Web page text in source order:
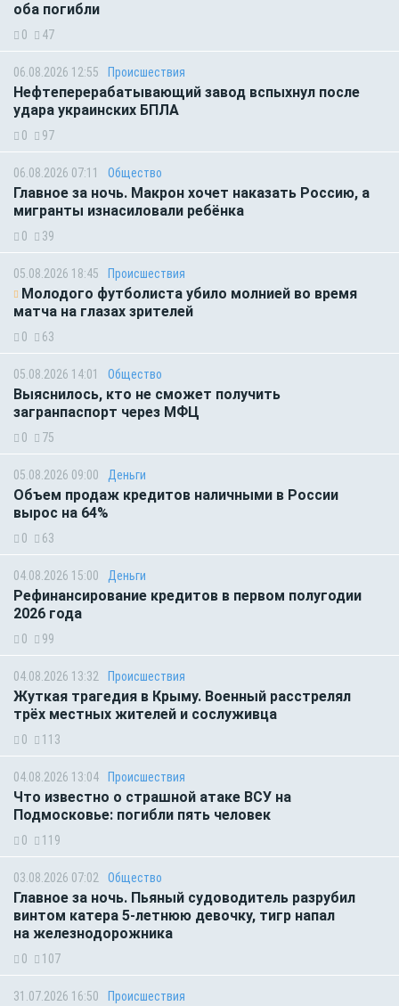
оба погибли
0 47
06.08.2026 12:55 Происшествия
Нефтеперерабатывающий завод вспыхнул после
удара украинских БПЛА
0 97
06.08.2026 07:11 Общество
Главное за ночь. Макрон хочет наказать Россию, а
мигранты изнасиловали ребёнка
0 39
05.08.2026 18:45 Происшествия
Молодого футболиста убило молнией во время
матча на глазах зрителей
0 63
05.08.2026 14:01 Общество
Выяснилось, кто не сможет получить
загранпаспорт через МФЦ
0 75
05.08.2026 09:00 Деньги
Объем продаж кредитов наличными в России
вырос на 64%
0 63
04.08.2026 15:00 Деньги
Рефинансирование кредитов в первом полугодии
2026 года
0 99
04.08.2026 13:32 Происшествия
Жуткая трагедия в Крыму. Военный расстрелял
трёх местных жителей и сослуживца
0 113
04.08.2026 13:04 Происшествия
Что известно о страшной атаке ВСУ на
Подмосковье: погибли пять человек
0 119
03.08.2026 07:02 Общество
Главное за ночь. Пьяный судоводитель разрубил
винтом катера 5-летнюю девочку, тигр напал
на железнодорожника
0 107
31.07.2026 16:50 Происшествия